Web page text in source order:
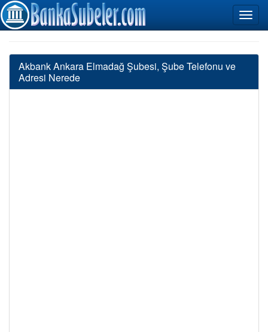
Akbank Ankara Elmadağ Şubesi, Şube Telefonu ve
Adresi Nerede